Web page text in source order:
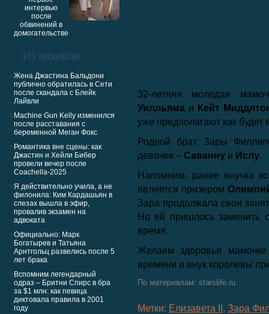
Из архивов
Жена Джастина Бальдони
публично обратилась в Сети
после скандала с Блейк
Лайвли
Machine Gun Kelly изменился
после расставания с
беременной Меган Фокс
Романтика вне сцены: как
Джастин и Хейли Бибер
провели вечер после
Coachella-2025
Я действительно учила, а не
филонила: Ким Кардашьян в
слезах вышла в эфир,
провалив экзамен на
адвоката
Официально: Марк
Богатырев и Татьяна
Арнтгольц развелись после 5
лет брака
Вспомним легендарный
одраз – Бритни Спирс в бра
за $1 млн: как певица
диктовала правила в 2001
году
32-летняя молодая
Уилльяма и Кейт
уже предполагают как будет
Родной брат Зары
девочек – Саванну и Ислу.
Напомним, ранее внучка
является призером
Зара продолжала свои
Но ей пришлось заменить
время.
Желаем здоровья
времени и внук королевы
По материалам: starslife.ru
Метки: Елизавета II , Зара